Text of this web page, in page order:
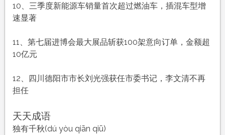
10、三季度新能源车销量首次超过燃油车，插混车型增
速显著
11、第七届进博会最大展品斩获100架意向订单，金额超
10亿元
12、四川德阳市市长刘光强获任市委书记，李文清不再
担任
天天成语
独有千秋(dú yòu qiān qiū)